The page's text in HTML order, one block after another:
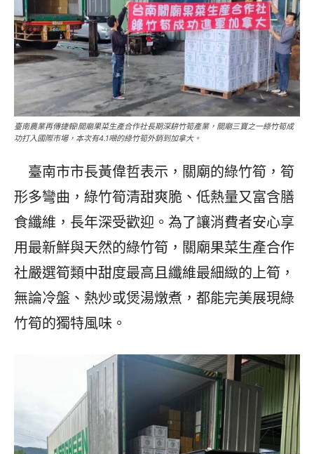
臺南農業再傳捷報!關廟果菜生產合作社長期深耕竹筍產業，關廟三寶之一綠竹筍成
功打入國際市場，本次有4.1噸的綠竹筍外銷到加拿大。
臺南市市長黃偉哲表示，關廟的綠竹筍，筍
形多彎曲，綠竹筍清甜爽脆、低熱量又富含膳
食纖維，長年深受歡迎。為了讓消費者安心享
用最新鮮與天然的綠竹筍，關廟果菜生產合作
社嚴選筍類中甜度最高且纖維最細緻的上筍，
無論冷盤、熱炒或煲湯燉煮，都能完美展現綠
竹筍的獨特風味。